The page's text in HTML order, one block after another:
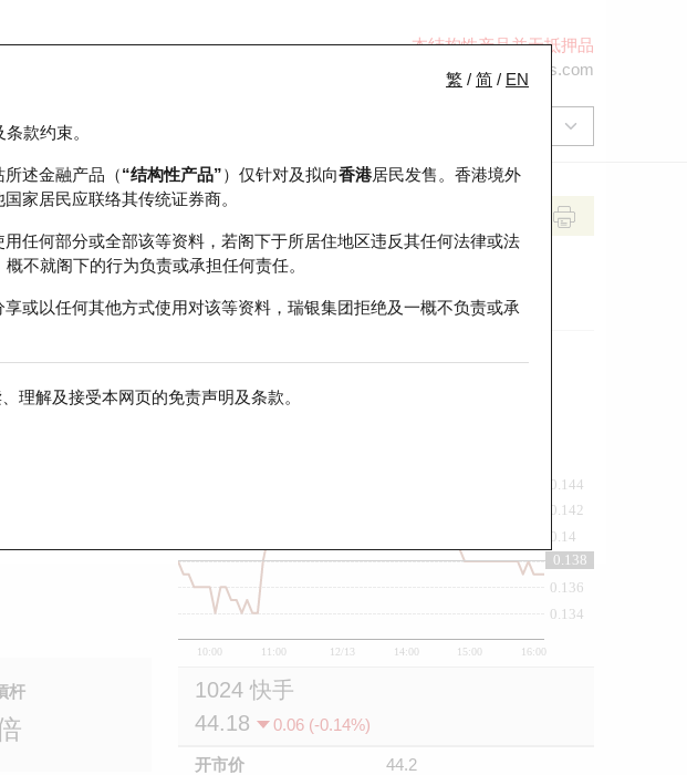
本结构性产品并无抵押品
ol-hkwarrants@ubs.com
繁 / 简 / EN
款约束。
述金融产品（“结构性产品”）仅针对及拟向香港居民发售。香港境外
家居民应联络其传统证券商。
任何部分或全部该等资料，若阁下于所居住地区违反其任何法律或法
概不就阁下的行为负责或承担任何责任。
或以任何其他方式使用对该等资料，瑞银集团拒绝及一概不负责或承
理解及接受本网页的免责声明及条款。
杆
10:00 11:00 12/13 14:00 15:00 16:00
0.134
0.136
0.138
0.14
0.142
0.144
0.138
1024 快手
44.18
0.06 (-0.14%)
开市价
44.2